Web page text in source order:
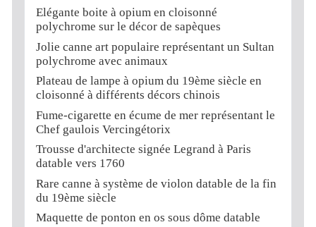
Elégante boite à opium en cloisonné
polychrome sur le décor de sapèques
Jolie canne art populaire représentant un Sultan
polychrome avec animaux
Plateau de lampe à opium du 19ème siècle en
cloisonné à différents décors chinois
Fume-cigarette en écume de mer représentant le
Chef gaulois Vercingétorix
Trousse d'architecte signée Legrand à Paris
datable vers 1760
Rare canne à système de violon datable de la fin
du 19ème siècle
Maquette de ponton en os sous dôme datable